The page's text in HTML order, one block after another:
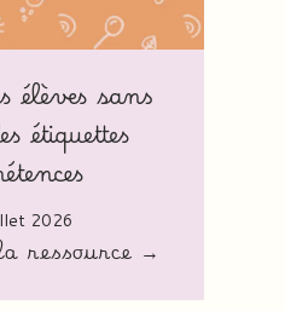
élèves sans
étiquettes
2026
ressource →